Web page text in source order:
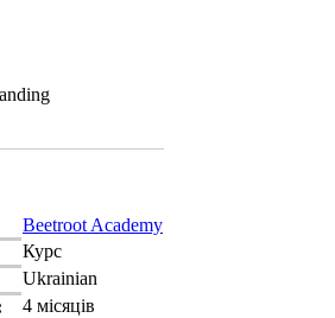
Beetroot Academy
Курс
Ukrainian
4 місяців